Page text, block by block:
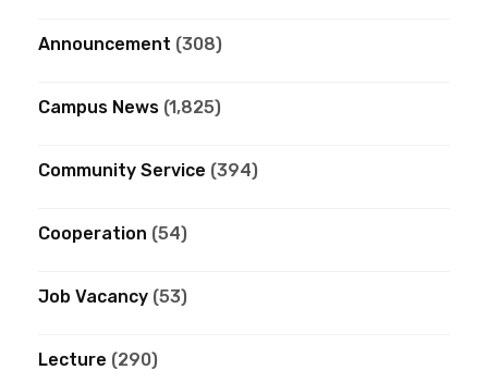
Announcement (308)
Campus News (1,825)
Community Service (394)
Cooperation (54)
Job Vacancy (53)
Lecture (290)